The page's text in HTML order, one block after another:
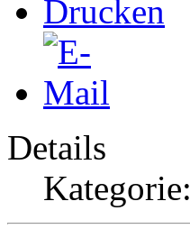
Details
Kategorie: